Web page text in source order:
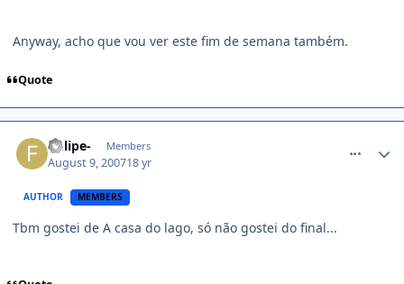
Anyway, acho que vou ver este fim de semana também.
Quote
-felipe- Members
August 9, 200718 yr
AUTHOR MEMBERS
Tbm gostei de A casa do lago, só não gostei do final...